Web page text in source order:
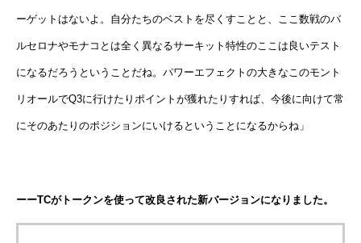
ーゲットはないよ。自分たちのベストを尽くすことと、ここ数戦のバ
ルセロナやモナコとは全く異なるサーキット特性のここは良いテスト
になるだろうということだね。パワーエフェクトの大きなこのモント
リオールでQ3に行けたりポイントが獲れたりすれば、今後に向けて常
にそのあたりのポジションにいけるということになるからね」
ーーTCがトークンを使って改良された新バージョンになりました。